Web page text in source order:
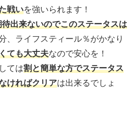
戦いを強いられます！
出来ないのでこのステータスは
、ライフスティール％がかなり
ても大丈夫なので安心を！
ては割と簡単な方でステータス
ければクリアは出来るでしょ